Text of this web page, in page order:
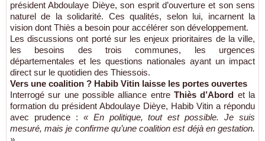
président Abdoulaye Dièye, son esprit d’ouverture et son sens
naturel de la solidarité. Ces qualités, selon lui, incarnent la
vision dont Thiès a besoin pour accélérer son développement.
Les discussions ont porté sur les enjeux prioritaires de la ville,
les besoins des trois communes, les urgences
départementales et les questions nationales ayant un impact
direct sur le quotidien des Thiessois.
Vers une coalition ? Habib Vitin laisse les portes ouvertes
Interrogé sur une possible alliance entre Thiès d’Abord et la
formation du président Abdoulaye Dièye, Habib Vitin a répondu
avec prudence : « En politique, tout est possible. Je suis
mesuré, mais je confirme qu’une coalition est déjà en gestation.